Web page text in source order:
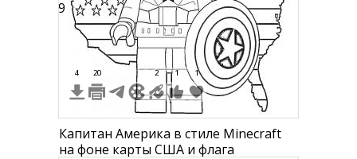
39
4 20 2 1 1
Капитан Америка в стиле Minecraft
на фоне карты США и флага